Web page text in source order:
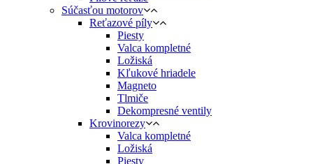
Súčasťou motorov
Reťazové píly
Piesty
Valca kompletné
Ložiská
Kľukové hriadele
Magneto
Tlmiče
Dekompresné ventily
Krovinorezy
Valca kompletné
Ložiská
Piesty